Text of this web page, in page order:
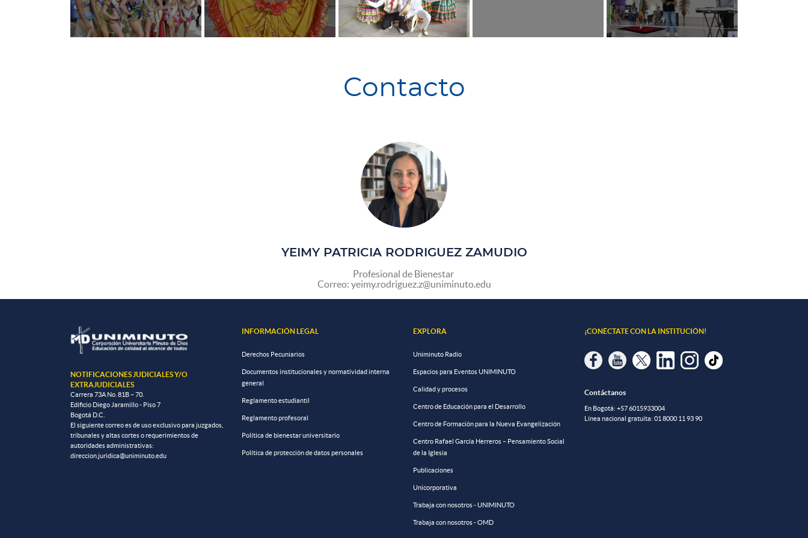
Contacto
YEIMY PATRICIA RODRIGUEZ ZAMUDIO
Profesional de Bienestar
Correo: yeimy.rodriguez.z@uniminuto.edu
NOTIFICACIONES JUDICIALES Y/O
EXTRAJUDICIALES
Carrera 73A No. 81B – 70.
Edificio Diego Jaramillo - Piso 7
Bogotá D.C.
El siguiente correo es de uso exclusivo para juzgados,
tribunales y altas cortes o requerimientos de
autoridades administrativas:
direccion.juridica@uniminuto.edu
INFORMACIÓN LEGAL
Derechos Pecuniarios
Documentos institucionales y normatividad interna
general
Reglamento estudiantil
Reglamento profesoral
Política de bienestar universitario
Política de protección de datos personales
EXPLORA
Uniminuto Radio
Espacios para Eventos UNIMINUTO
Calidad y procesos
Centro de Educación para el Desarrollo
Centro de Formación para la Nueva Evangelización
Centro Rafael García Herreros – Pensamiento Social
de la Iglesia
Publicaciones
Unicorporativa
Trabaja con nosotros - UNIMINUTO
Trabaja con nosotros - OMD
¡CONÉCTATE CON LA INSTITUCIÓN!
Contáctanos
En Bogotá: +57 6015933004
Línea nacional gratuita: 01 8000 11 93 90